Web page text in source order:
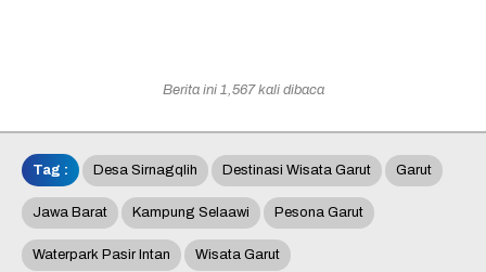
Berita ini 1,567 kali dibaca
Tag : Desa Sirnagqlih Destinasi Wisata Garut Garut
Jawa Barat Kampung Selaawi Pesona Garut
Waterpark Pasir Intan Wisata Garut